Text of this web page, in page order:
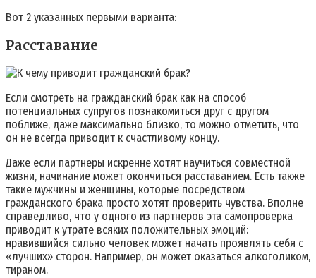
Вот 2 указанных первыми варианта:
Расставание
Если смотреть на гражданский брак как на способ
потенциальных супругов познакомиться друг с другом
поближе, даже максимально близко, то можно отметить, что
он не всегда приводит к счастливому концу.
Даже если партнеры искренне хотят научиться совместной
жизни, начинание может окончиться расставанием. Есть также
такие мужчины и женщины, которые посредством
гражданского брака просто хотят проверить чувства. Вполне
справедливо, что у одного из партнеров эта самопроверка
приводит к утрате всяких положительных эмоций:
нравившийся сильно человек может начать проявлять себя с
«лучших» сторон. Например, он может оказаться алкоголиком,
тираном.